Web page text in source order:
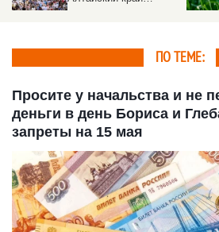
ПО ТЕМЕ:
Просите у начальства и не
деньги в день Бориса и
запреты на 15 мая